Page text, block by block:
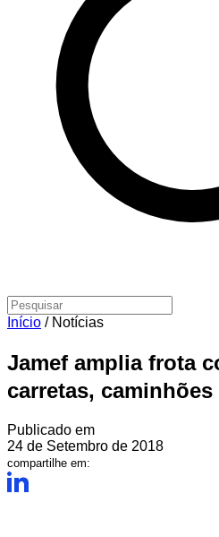
Início / Notícias
Jamef amplia frota
carretas,
Publicado em
24 de Setembro de 2018
compartilhe em: